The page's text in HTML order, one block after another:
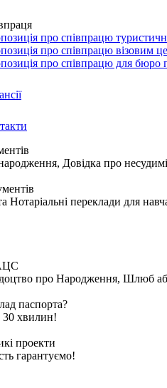
про співпрацю
про співпрацю візовим
про співпрацю для бюро
Довідка про
Нотаріальні переклади для
про Народження, Шлюб або
паспорта?
30 хвилин!
проекти
гарантуємо!